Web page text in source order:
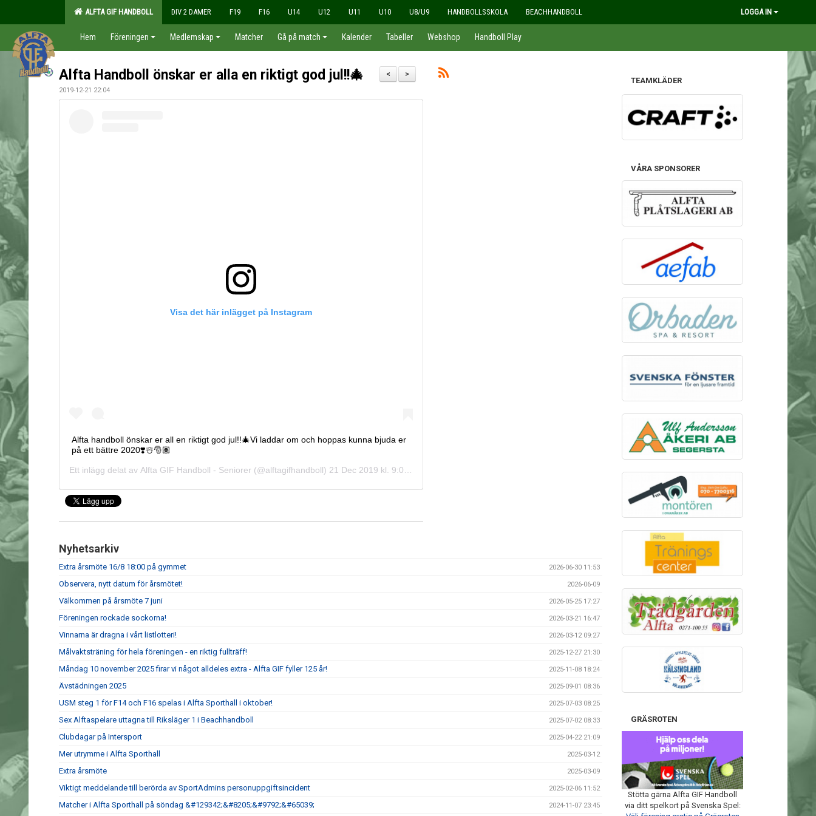
ALFTA GIF HANDBOLL DIV 2 DAMER F19 F16 U14 U12 U11 U10 U8/U9 HANDBOLLSSKOLA BEACHHANDBOLL LOGGA IN
Hem Föreningen Medlemskap Matcher Gå på match Kalender Tabeller Webshop Handboll Play
>
<
Alfta Handboll önskar er alla en riktigt god jul!!🎄
2019-12-21 22:04
Visa det här inlägget på Instagram
Alfta handboll önskar er all en riktigt god jul!!🎄Vi laddar om och hoppas kunna bjuda er
på ett bättre 2020❣️☃️🎅🏽
Ett inlägg delat av Alfta GIF Handboll - Seniorer (@alftagifhandboll) 21 Dec 2019 kl. 9:04 PST
Nyhetsarkiv
Extra årsmöte 16/8 18:00 på gymmet 2026-06-30 11:53
Observera, nytt datum för årsmötet! 2026-06-09
Välkommen på årsmöte 7 juni 2026-05-25 17:27
Föreningen rockade sockorna! 2026-03-21 16:47
Vinnarna är dragna i vårt listlotteri! 2026-03-12 09:27
Målvaktsträning för hela föreningen - en riktig fullträff! 2025-12-27 21:30
Måndag 10 november 2025 firar vi något alldeles extra - Alfta GIF fyller 125 år! 2025-11-08 18:24
Ävstädningen 2025 2025-09-01 08:36
USM steg 1 för F14 och F16 spelas i Alfta Sporthall i oktober! 2025-07-03 08:25
Sex Alftaspelare uttagna till Riksläger 1 i Beachhandboll 2025-07-02 08:33
Clubdagar på Intersport 2025-04-22 21:09
Mer utrymme i Alfta Sporthall 2025-03-12
Extra årsmöte 2025-03-09
Viktigt meddelande till berörda av SportAdmins personuppgiftsincident 2025-02-06 11:52
Matcher i Alfta Sporthall på söndag &#129342;&#8205;&#9792;&#65039; 2024-11-07 23:45
TEAMKLÄDER
VÅRA SPONSORER
GRÄSROTEN
Stötta gärna Alfta GIF Handboll
via ditt spelkort på Svenska Spel: